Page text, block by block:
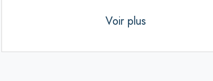
Voir plus